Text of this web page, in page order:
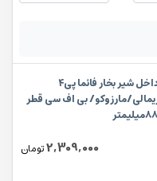
مغزی اهرم داخل شیر بخار فائما پی۴
مارزوکو/ بی اف سی قطر
2,309,000تومان